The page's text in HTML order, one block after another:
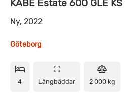
KABE Estate 600 GLE KS
Ny, 2022
Göteborg
4 Långbäddar 2 000 kg